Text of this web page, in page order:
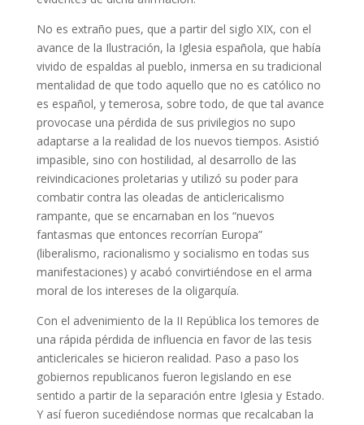
No es extraño pues, que a partir del siglo XIX, con el
avance de la Ilustración, la Iglesia española, que había
vivido de espaldas al pueblo, inmersa en su tradicional
mentalidad de que todo aquello que no es católico no
es español, y temerosa, sobre todo, de que tal avance
provocase una pérdida de sus privilegios no supo
adaptarse a la realidad de los nuevos tiempos. Asistió
impasible, sino con hostilidad, al desarrollo de las
reivindicaciones proletarias y utilizó su poder para
combatir contra las oleadas de anticlericalismo
rampante, que se encarnaban en los “nuevos
fantasmas que entonces recorrían Europa”
(liberalismo, racionalismo y socialismo en todas sus
manifestaciones) y acabó convirtiéndose en el arma
moral de los intereses de la oligarquía.
Con el advenimiento de la II República los temores de
una rápida pérdida de influencia en favor de las tesis
anticlericales se hicieron realidad. Paso a paso los
gobiernos republicanos fueron legislando en ese
sentido a partir de la separación entre Iglesia y Estado.
Y así fueron sucediéndose normas que recalcaban la